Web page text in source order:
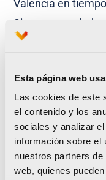
Esta página web
Las cookies de este
el contenido y los
sociales y analizar
información sobre el
nuestros partners
web, quienes
Valencia en
Si que es verdad
Barcelona fueron,
deporte del correr
elementos: Volta
la Alameda, el
Maratón, el
Ayto, etc, todo